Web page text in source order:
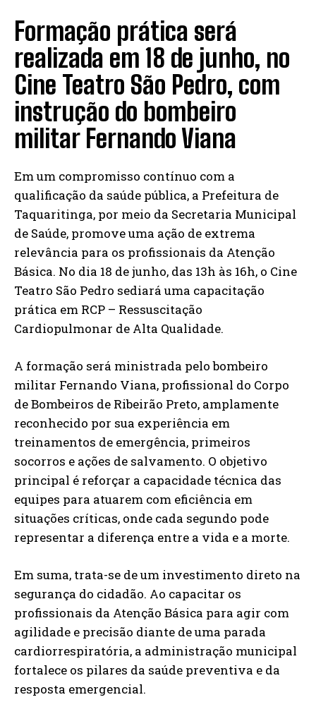
Formação prática será
realizada em 18 de junho, no
Cine Teatro São Pedro, com
instrução do bombeiro
militar Fernando Viana
Em um compromisso contínuo com a
qualificação da saúde pública, a Prefeitura de
Taquaritinga, por meio da Secretaria Municipal
de Saúde, promove uma ação de extrema
relevância para os profissionais da Atenção
Básica. No dia 18 de junho, das 13h às 16h, o Cine
Teatro São Pedro sediará uma capacitação
prática em RCP – Ressuscitação
Cardiopulmonar de Alta Qualidade.
A formação será ministrada pelo bombeiro
militar Fernando Viana, profissional do Corpo
de Bombeiros de Ribeirão Preto, amplamente
reconhecido por sua experiência em
treinamentos de emergência, primeiros
socorros e ações de salvamento. O objetivo
principal é reforçar a capacidade técnica das
equipes para atuarem com eficiência em
situações críticas, onde cada segundo pode
representar a diferença entre a vida e a morte.
Em suma, trata-se de um investimento direto na
segurança do cidadão. Ao capacitar os
profissionais da Atenção Básica para agir com
agilidade e precisão diante de uma parada
cardiorrespiratória, a administração municipal
fortalece os pilares da saúde preventiva e da
resposta emergencial.